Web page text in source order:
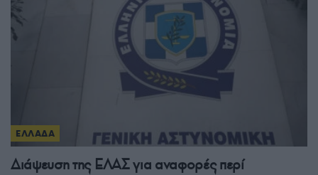
ΕΛΛΑΔΑ
Διάψευση της ΕΛΑΣ για αναφορές περί